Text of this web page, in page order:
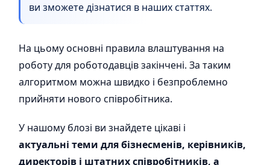
ви зможете дізнатися в наших статтях.
На цьому основні правила влаштування на
роботу для роботодавців закінчені. За таким
алгоритмом можна швидко і безпроблемно
прийняти нового співробітника.
У нашому блозі ви знайдете цікаві і
актуальні теми для бізнесменів, керівників,
директорів і штатних співробітників, а